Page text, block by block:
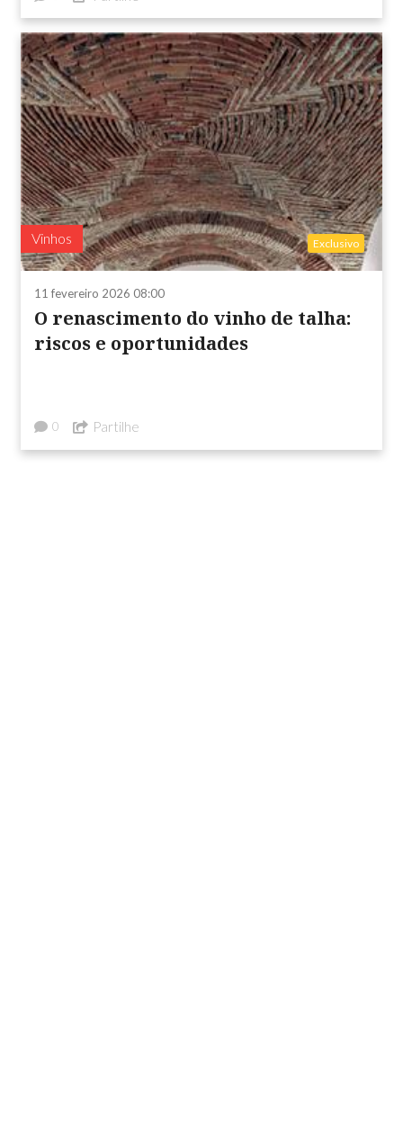
Vinhos Exclusivo
11 fevereiro 2026 08:00
O renascimento do vinho de talha:
riscos e oportunidades
0 Partilhe